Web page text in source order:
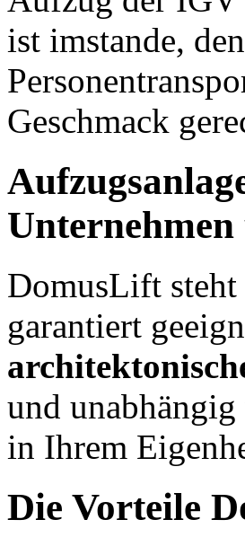
ist imstande,
Geschmack
DomusLift
garantiert
und
in Ihrem
Die Vorteile